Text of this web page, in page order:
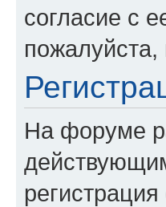
согласие с
На форуме